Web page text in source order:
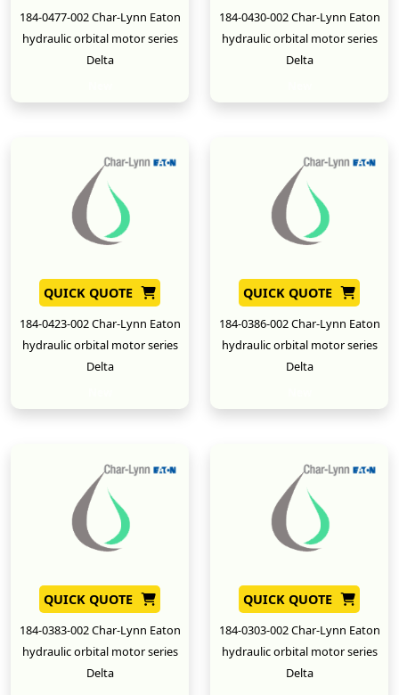
184-0477-002 Char-Lynn Eaton
hydraulic orbital motor series
Delta
184-0430-002 Char-Lynn Eaton
hydraulic orbital motor series
Delta
QUICK QUOTE
184-0423-002 Char-Lynn Eaton
hydraulic orbital motor series
Delta
QUICK QUOTE
184-0386-002 Char-Lynn Eaton
hydraulic orbital motor series
Delta
QUICK QUOTE
184-0383-002 Char-Lynn Eaton
hydraulic orbital motor series
Delta
QUICK QUOTE
184-0303-002 Char-Lynn Eaton
hydraulic orbital motor series
Delta